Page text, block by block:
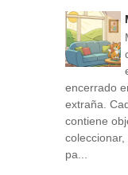
encerrado
extraña.
contiene
pa...